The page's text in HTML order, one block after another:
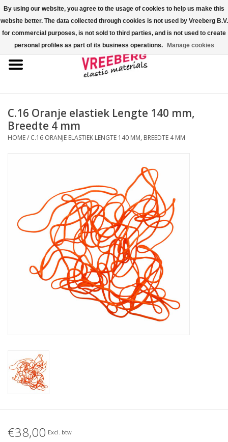
0 Artikelen - €0,00
Home
Gekleurde elastiekjes
Elastisch koord
Fastfix
Geknoopt elastiek
Zwarte elastiekjes aanbieding!
Witte elastiekjes aanbieding!
C.16 Oranje elastiek Lengte 140 mm,
Breedte 4 mm
HOME/ C.16 ORANJE ELASTIEK LENGTE 140 MM, BREEDTE 4 MM
€38,00 Excl. btw
By using our website, you agree to the usage of cookies to help us make this
website better. The data collected through cookies is not used by Vreeberg B.V.
for commercial purposes, is not sold to third parties, and is not used to create
personal profiles as part of its business operations.
Manage cookies